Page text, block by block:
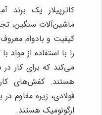
کاترپیلار یک برند
ماشین‌آلات سنگین،
کیفیت و بادوام
را با استفاده از مواد
می‌کند که برای کار
هستند. کفش‌های کار
فولادی، زیره مقاوم
ارگونومیک هستند.